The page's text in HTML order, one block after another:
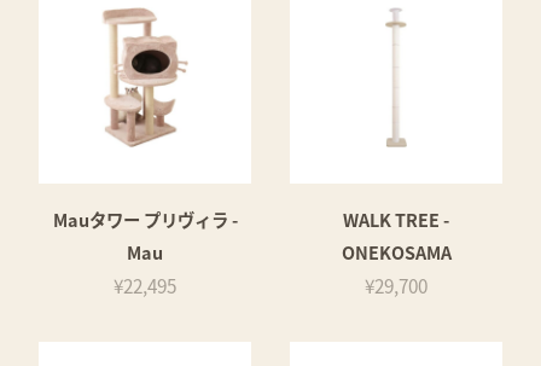
Mauタワー プリヴィラ -
Mau
¥22,495
WALK TREE -
ONEKOSAMA
¥29,700